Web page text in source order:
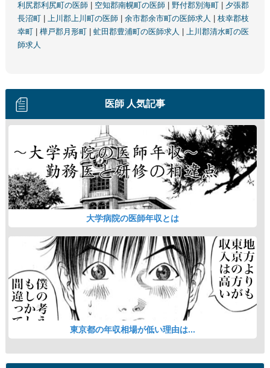
利尻郡利尻町の医師
空知郡南幌町の医師 野付郡別海町
夕張郡
長沼町
上川郡上川町の医師 余市郡余市町の医師求人
枝幸郡枝
幸町
樺戸郡月形町 虻田郡豊浦町の医師求人
上川郡清水町の医
師求人
医師 人気記事
大学病院の医師年収とは
東京都の年収相場が低い理由は...